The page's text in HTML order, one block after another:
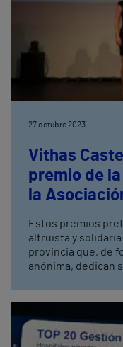
27 octubre 2023
Vithas
premio de
la
Estos premios
altruista y
provincia que, de
anónima, dedican